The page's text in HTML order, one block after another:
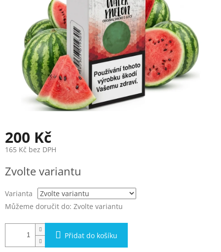
200 Kč
165 Kč bez DPH
cena:
Zvolte variantu
Varianta
Můžeme doručit do: Zvolte variantu
Přidat do košíku